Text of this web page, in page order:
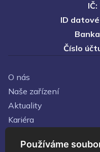
Používáme
IČ:
ID
Číslo
O nás
Naše zařízení
Aktuality
Kariéra